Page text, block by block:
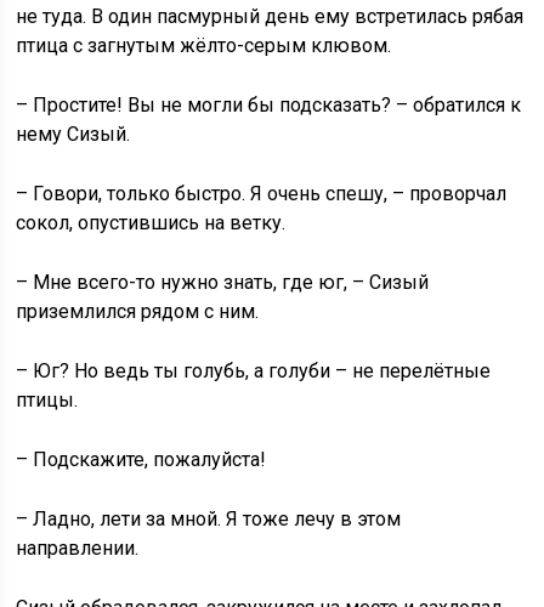
не туда. В один пасмурный день ему встретилась рябая
птица с загнутым жёлто-серым клювом.
– Простите! Вы не могли бы подсказать? – обратился к
нему Сизый.
– Говори, только быстро. Я очень спешу, – проворчал
сокол, опустившись на ветку.
– Мне всего-то нужно знать, где юг, – Сизый
приземлился рядом с ним.
– Юг? Но ведь ты голубь, а голуби – не перелётные
птицы.
– Подскажите, пожалуйста!
– Ладно, лети за мной. Я тоже лечу в этом
направлении.